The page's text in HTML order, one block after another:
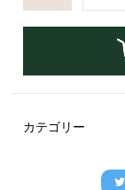
カテゴリー